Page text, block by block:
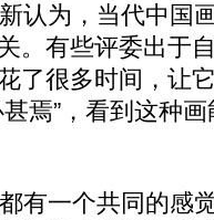
为，当代中国
。有些评委出于
了很多时间，让
焉”，看到这种
有一个共同的感